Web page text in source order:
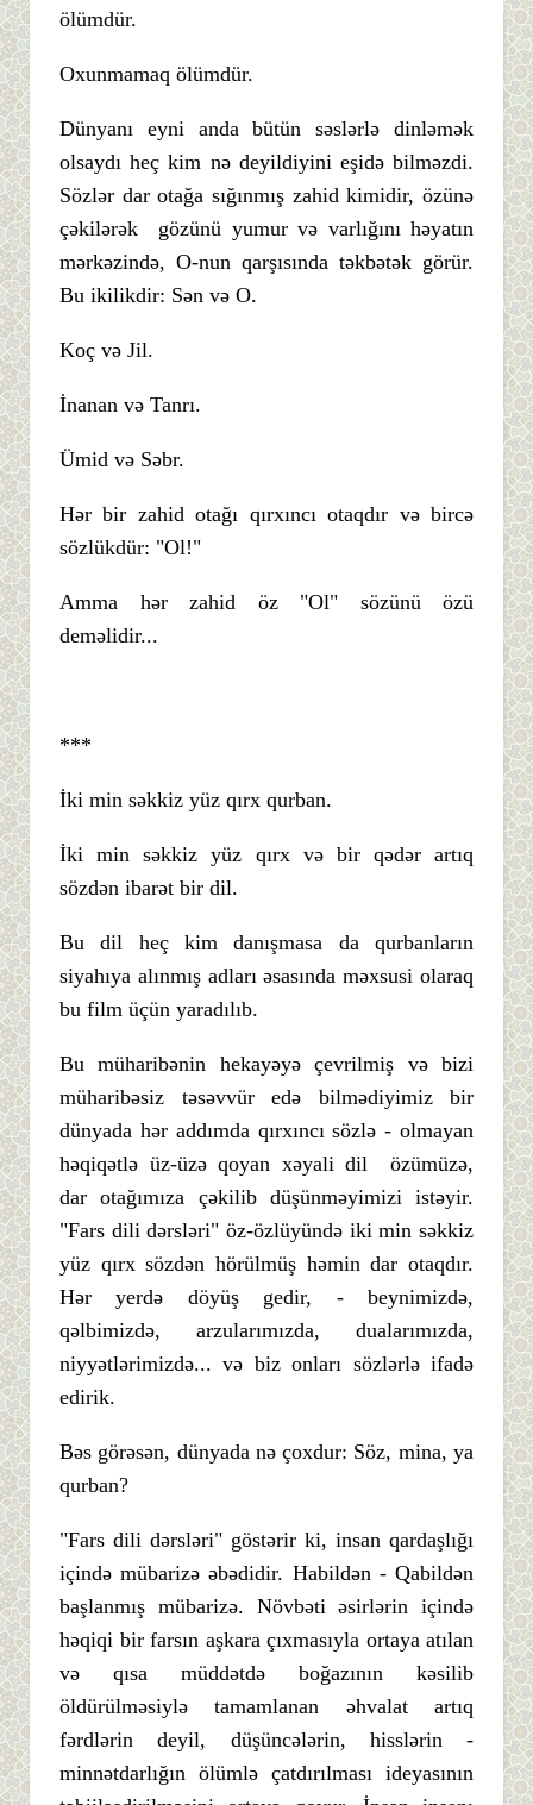
ölümdür.
Oxunmamaq ölümdür.
Dünyanı eyni anda bütün səslərlə dinləmək
olsaydı heç kim nə deyildiyini eşidə bilməzdi.
Sözlər dar otağa sığınmış zahid kimidir, özünə
çəkilərək gözünü yumur və varlığını həyatın
mərkəzində, O-nun qarşısında təkbətək görür.
Bu ikilikdir: Sən və O.
Koç və Jil.
İnanan və Tanrı.
Ümid və Səbr.
Hər bir zahid otağı qırxıncı otaqdır və bircə
sözlükdür: "Ol!"
Amma hər zahid öz "Ol" sözünü özü
deməlidir...
***
İki min səkkiz yüz qırx qurban.
İki min səkkiz yüz qırx və bir qədər artıq
sözdən ibarət bir dil.
Bu dil heç kim danışmasa da qurbanların
siyahıya alınmış adları əsasında məxsusi olaraq
bu film üçün yaradılıb.
Bu müharibənin hekayəyə çevrilmiş və bizi
müharibəsiz təsəvvür edə bilmədiyimiz bir
dünyada hər addımda qırxıncı sözlə - olmayan
həqiqətlə üz-üzə qoyan xəyali dil özümüzə,
dar otağımıza çəkilib düşünməyimizi istəyir.
"Fars dili dərsləri" öz-özlüyündə iki min səkkiz
yüz qırx sözdən hörülmüş həmin dar otaqdır.
Hər yerdə döyüş gedir, - beynimizdə,
qəlbimizdə, arzularımızda, dualarımızda,
niyyətlərimizdə... və biz onları sözlərlə ifadə
edirik.
Bəs görəsən, dünyada nə çoxdur: Söz, mina, ya
qurban?
"Fars dili dərsləri" göstərir ki, insan qardaşlığı
içində mübarizə əbədidir. Habildən - Qabildən
başlanmış mübarizə. Növbəti əsirlərin içində
həqiqi bir farsın aşkara çıxmasıyla ortaya atılan
və qısa müddətdə boğazının kəsilib
öldürülməsiylə tamamlanan əhvalat artıq
fərdlərin deyil, düşüncələrin, hisslərin -
minnətdarlığın ölümlə çatdırılması ideyasının